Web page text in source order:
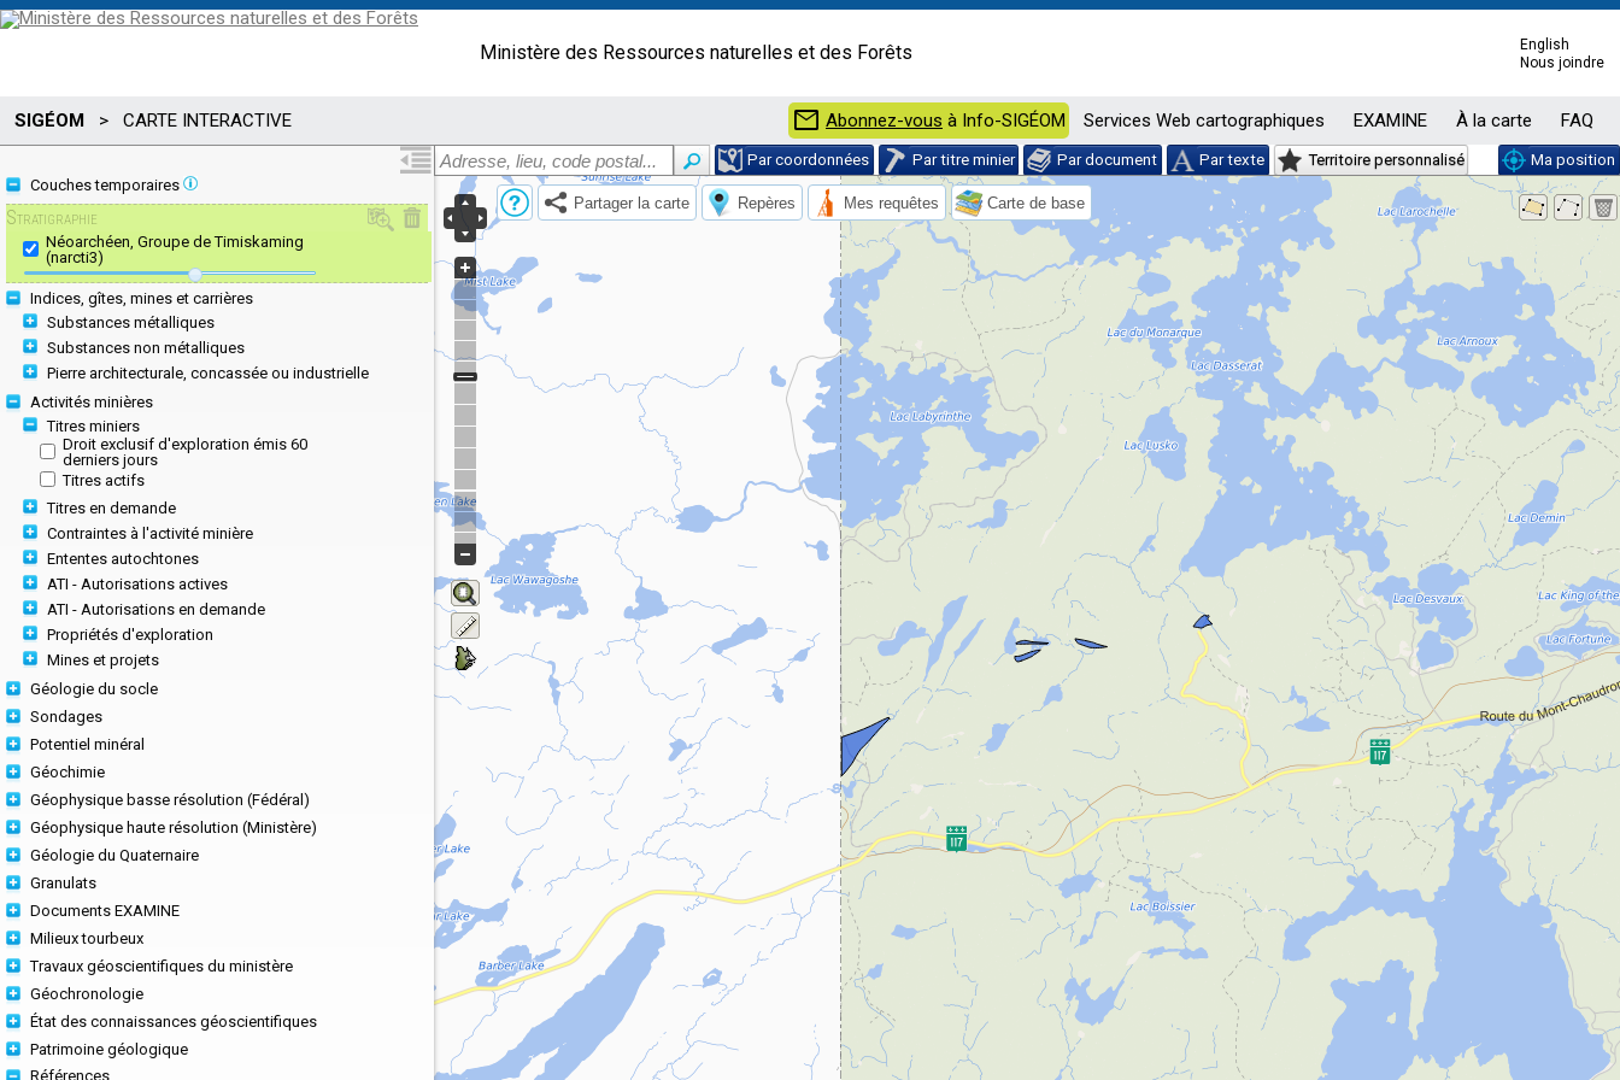
Ministère des Ressources naturelles et des Forêts
English
Nous joindre
SIGÉOM > CARTE INTERACTIVE mail Abonnez-vous à Info-SIGÉOM Services Web cartographiques EXAMINE À la carte FAQ
Par coordonnées Par titre minier Par document Par texte Territoire personnalisé
Ma position
Couches temporaires
Stratigraphie
Néoarchéen, Groupe de Timiskaming
(narcti3)
Indices, gîtes, mines et carrières
Substances métalliques
Substances non métalliques
Pierre architecturale, concassée ou industrielle
Activités minières
Titres miniers
Droit exclusif d'exploration émis 60
derniers jours
Titres actifs
Titres en demande
Contraintes à l'activité minière
Ententes autochtones
ATI - Autorisations actives
ATI - Autorisations en demande
Propriétés d'exploration
Mines et projets
Géologie du socle
Sondages
Potentiel minéral
Géochimie
Géophysique basse résolution (Fédéral)
Géophysique haute résolution (Ministère)
Géologie du Quaternaire
Granulats
Documents EXAMINE
Milieux tourbeux
Travaux géoscientifiques du ministère
Géochronologie
État des connaissances géoscientifiques
Patrimoine géologique
Références
Partager la carte Repères Mes requêtes Carte de base